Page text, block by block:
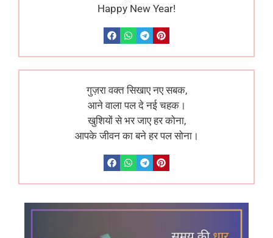
Happy New Year!
गुज़रा वक्त सिखाए नए सबक,
आने वाला पल दे नई चहक।
खुशियों से भर जाए हर कोना,
आपके जीवन का बने हर पल सोना।